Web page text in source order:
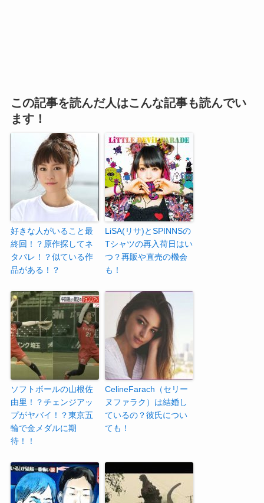
この記事を読んだ人はこんな記事も読んでい
ます！
好きな人がいること最
終回！？原作探してネ
タバレ！？似ている作
品がある！？
LiSA(リサ)とSPINNSの
Tシャツの再入荷日はい
つ？再販や直売の機会
も！
ソフトボールの山根佐
由里！？チェンジアッ
プがヤバイ！？東京五
輪で金メダルに期
待！！
CelineFarach（セリー
ヌファラク）は結婚し
ているの？彼氏につい
ても！